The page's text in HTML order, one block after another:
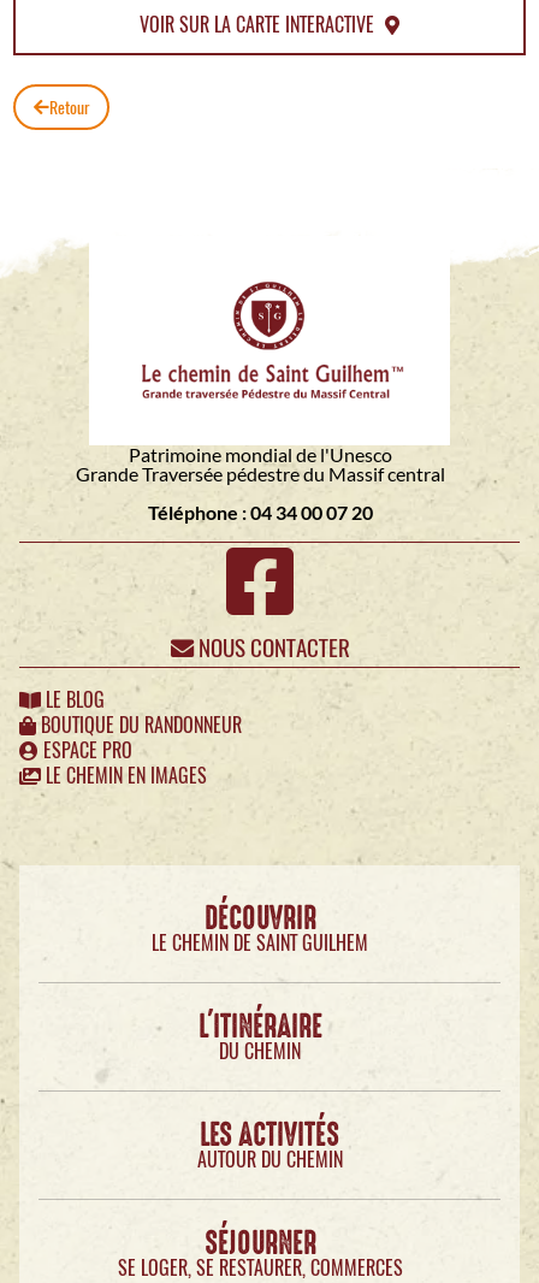
VOIR SUR LA CARTE INTERACTIVE
Retour
Patrimoine mondial de l'Unesco
Grande Traversée pédestre du Massif central
Téléphone : 04 34 00 07 20
NOUS CONTACTER
LE BLOG
BOUTIQUE DU RANDONNEUR
ESPACE PRO
LE CHEMIN EN IMAGES
DÉCOUVRIR
LE CHEMIN DE SAINT GUILHEM
L'ITINÉRAIRE
DU CHEMIN
LES ACTIVITÉS
AUTOUR DU CHEMIN
SÉJOURNER
SE LOGER, SE RESTAURER, COMMERCES